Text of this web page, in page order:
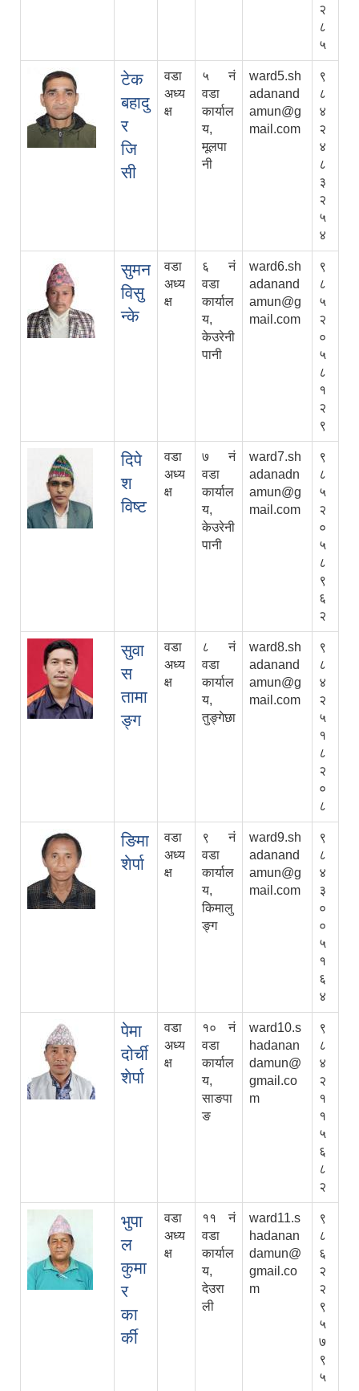
२
८
५
टेक
बहादु
र
जि
सी
वडा
अध्य
क्ष
५ नं
वडा
कार्याल
य,
मूलपा
नी
ward5.sh
adanand
amun@g
mail.com
९
८
४
२
४
८
३
२
५
४
सुमन
विसु
न्के
वडा
अध्य
क्ष
६ नं
वडा
कार्याल
य,
केउरेनी
पानी
ward6.sh
adanand
amun@g
mail.com
९
८
५
२
०
५
८
१
२
९
दिपे
श
विष्ट
वडा
अध्य
क्ष
७ नं
वडा
कार्याल
य,
केउरेनी
पानी
ward7.sh
adanadn
amun@g
mail.com
९
८
५
२
०
५
८
९
६
२
सुवा
स
तामा
ङ्ग
वडा
अध्य
क्ष
८ नं
वडा
कार्याल
य,
तुङ्गेछा
ward8.sh
adanand
amun@g
mail.com
९
८
४
२
५
१
८
२
०
८
ङिमा
शेर्पा
वडा
अध्य
क्ष
९ नं
वडा
कार्याल
य,
किमालु
ङ्ग
ward9.sh
adanand
amun@g
mail.com
९
८
४
३
०
०
५
१
६
४
पेमा
दोर्ची
शेर्पा
वडा
अध्य
क्ष
१० नं
वडा
कार्याल
य,
साङपा
ङ
ward10.s
hadanan
damun@
gmail.co
m
९
८
४
२
१
१
५
६
८
२
भुपा
ल
कुमा
र
का
र्की
वडा
अध्य
क्ष
११ नं
वडा
कार्याल
य,
देउरा
ली
ward11.s
hadanan
damun@
gmail.co
m
९
८
६
२
२
९
५
७
९
५